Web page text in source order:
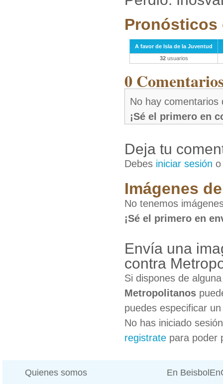
Pronósticos
A favor de Isla de la Juventud
32usuarios
0
No hay comentarios
¡Sé el primero en
Deja tu
Debes iniciar sesión
Imágenes
No tenemos
¡Sé el primero en
Envía una
contra
Si dispones de
Metropolitanos
puedes especificar
No has iniciado
registrate para poder
Quienes somos En